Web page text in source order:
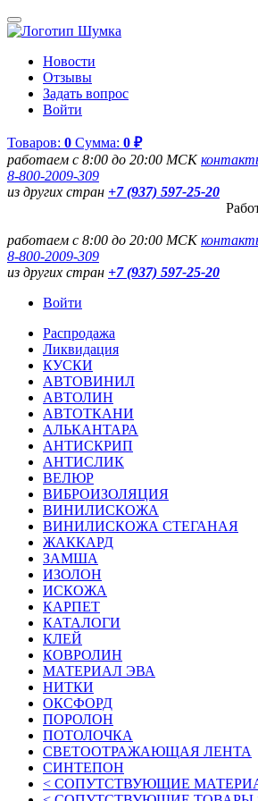
Новости
Отзывы
Задать вопрос
Войти
Товаров: 0 Сумма: 0 ₽
работаем с 8:00 до 20:00 МСК
8-800-2009-309
из других стран +7 (937) 597-25-20
работаем с 8:00 до 20:00 МСК
8-800-2009-309
из других стран +7 (937) 597-25-20
Войти
Распродажа
Ликвидация
КУСКИ
АВТОВИНИЛ
АВТОЛИН
АВТОТКАНИ
АЛЬКАНТАРА
АНТИСКРИП
АНТИСЛИК
ВЕЛЮР
ВИБРОИЗОЛЯЦИЯ
ВИНИЛИСКОЖА
ВИНИЛИСКОЖА СТЕГАНАЯ
ЖАККАРД
ЗАМША
ИЗОЛОН
ИСКОЖА
КАРПЕТ
КАТАЛОГИ
КЛЕЙ
КОВРОЛИН
МАТЕРИАЛ ЭВА
НИТКИ
ОКСФОРД
ПОРОЛОН
ПОТОЛОЧКА
СВЕТООТРАЖАЮЩАЯ ЛЕНТА
СИНТЕПОН
< СОПУТСТВУЮЩИЕ